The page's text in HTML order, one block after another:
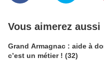
Vous aimerez aussi
Grand Armagnac : aide à
c’est un métier ! (32)